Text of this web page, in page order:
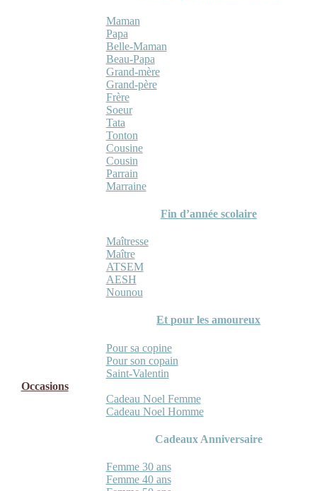
Maman
Papa
Belle-Maman
Beau-Papa
Grand-mère
Grand-père
Frère
Soeur
Tata
Tonton
Cousine
Cousin
Parrain
Marraine
Fin d’année scolaire
Maîtresse
Maître
ATSEM
AESH
Nounou
Et pour les amoureux
Pour sa copine
Pour son copain
Saint-Valentin
Occasions
Cadeau Noel Femme
Cadeau Noel Homme
Cadeaux Anniversaire
Femme 30 ans
Femme 40 ans